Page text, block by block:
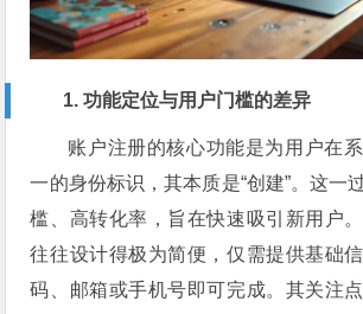
1. 功能定位与用户门槛的差异
账户注册的核心功能是为用户在
一的身份标识，其本质是“创建”。这一
槛、高转化率，旨在快速吸引新用户
往往设计得极为简便，仅需提供基础
码、邮箱或手机号即可完成。其关注